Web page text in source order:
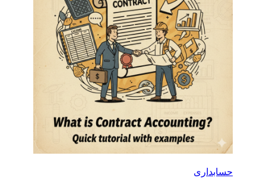
حسابداری